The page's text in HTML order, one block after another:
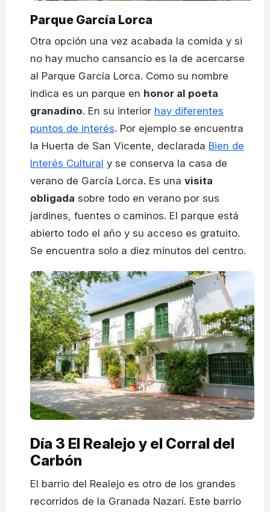
Parque García Lorca
Otra opción una vez acabada la comida y si
no hay mucho cansancio es la de acercarse
al Parque García Lorca. Como su nombre
indica es un parque en honor al poeta
granadino. En su interior hay diferentes
puntos de interés. Por ejemplo se encuentra
la Huerta de San Vicente, declarada Bien de
Interés Cultural y se conserva la casa de
verano de García Lorca. Es una visita
obligada sobre todo en verano por sus
jardines, fuentes o caminos. El parque está
abierto todo el año y su acceso es gratuito.
Se encuentra solo a diez minutos del centro.
Día 3 El Realejo y el Corral del
Carbón
El barrio del Realejo es otro de los grandes
recorridos de la Granada Nazarí. Este barrio